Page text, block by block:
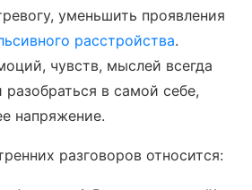
уменьшить проявления
расстройства.
чувств, мыслей всегда
разобраться в самой себе,
напряжение.
разговоров относится: